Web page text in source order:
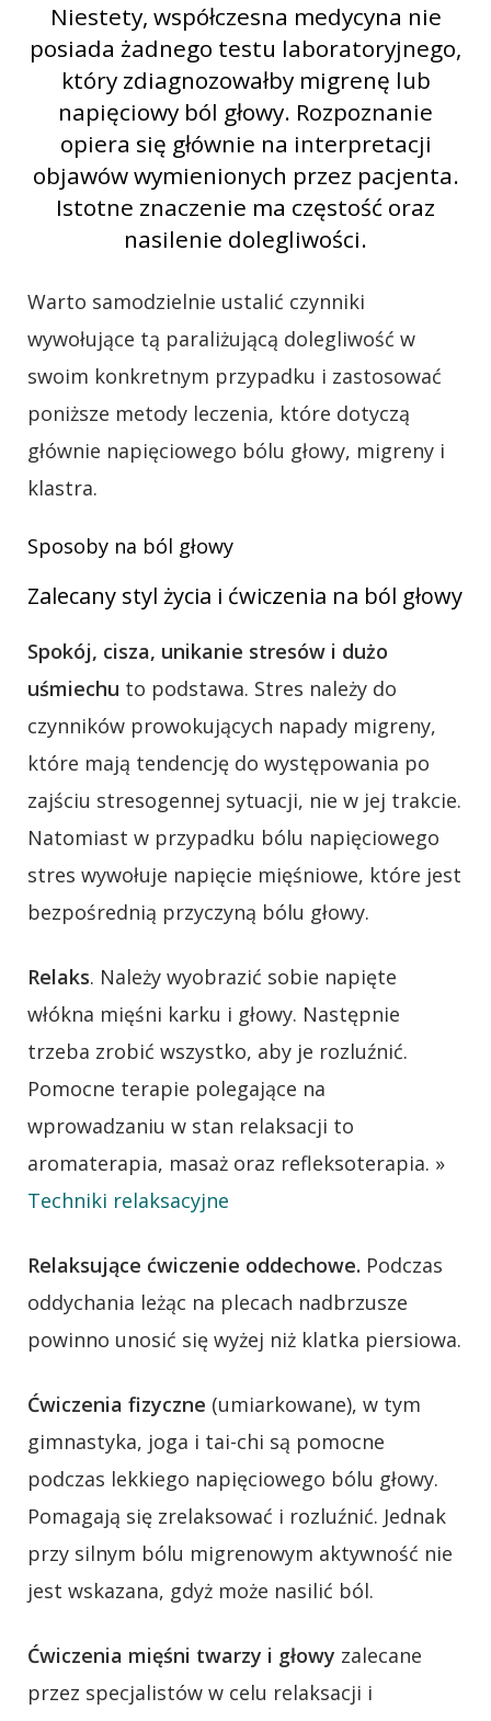
Niestety, współczesna medycyna nie
posiada żadnego testu laboratoryjnego,
który zdiagnozowałby migrenę lub
napięciowy ból głowy. Rozpoznanie
opiera się głównie na interpretacji
objawów wymienionych przez pacjenta.
Istotne znaczenie ma częstość oraz
nasilenie dolegliwości.
Warto samodzielnie ustalić czynniki
wywołujące tą paraliżującą dolegliwość w
swoim konkretnym przypadku i zastosować
poniższe metody leczenia, które dotyczą
głównie napięciowego bólu głowy, migreny i
klastra.
Sposoby na ból głowy
Zalecany styl życia i ćwiczenia na ból głowy
Spokój, cisza, unikanie stresów i dużo
uśmiechu to podstawa. Stres należy do
czynników prowokujących napady migreny,
które mają tendencję do występowania po
zajściu stresogennej sytuacji, nie w jej trakcie.
Natomiast w przypadku bólu napięciowego
stres wywołuje napięcie mięśniowe, które jest
bezpośrednią przyczyną bólu głowy.
Relaks. Należy wyobrazić sobie napięte
włókna mięśni karku i głowy. Następnie
trzeba zrobić wszystko, aby je rozluźnić.
Pomocne terapie polegające na
wprowadzaniu w stan relaksacji to
aromaterapia, masaż oraz refleksoterapia. »
Techniki relaksacyjne
Relaksujące ćwiczenie oddechowe. Podczas
oddychania leżąc na plecach nadbrzusze
powinno unosić się wyżej niż klatka piersiowa.
Ćwiczenia fizyczne (umiarkowane), w tym
gimnastyka, joga i tai-chi są pomocne
podczas lekkiego napięciowego bólu głowy.
Pomagają się zrelaksować i rozluźnić. Jednak
przy silnym bólu migrenowym aktywność nie
jest wskazana, gdyż może nasilić ból.
Ćwiczenia mięśni twarzy i głowy zalecane
przez specjalistów w celu relaksacji i